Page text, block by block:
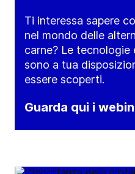
Ti interessa sapere
nel mondo delle
carne? Le tecnologie
sono a tua
essere scoperti.
Guarda qui i